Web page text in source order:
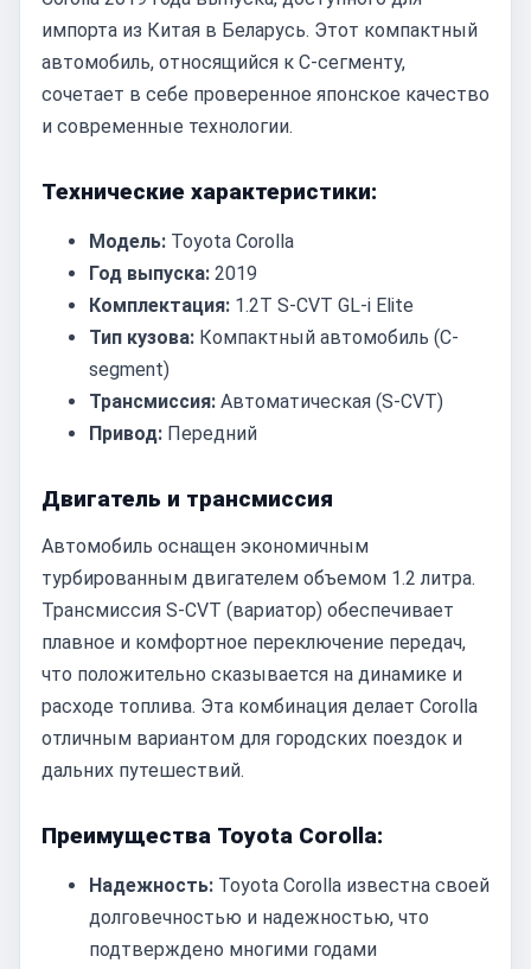
импорта из Китая в Беларусь. Этот компактный
автомобиль, относящийся к C-сегменту,
сочетает в себе проверенное японское качество
и современные технологии.
Технические характеристики:
Модель: Toyota Corolla
Год выпуска: 2019
Комплектация: 1.2T S-CVT GL-i Elite
Тип кузова: Компактный автомобиль (C-
segment)
Трансмиссия: Автоматическая (S-CVT)
Привод: Передний
Двигатель и трансмиссия
Автомобиль оснащен экономичным
турбированным двигателем объемом 1.2 литра.
Трансмиссия S-CVT (вариатор) обеспечивает
плавное и комфортное переключение передач,
что положительно сказывается на динамике и
расходе топлива. Эта комбинация делает Corolla
отличным вариантом для городских поездок и
дальних путешествий.
Преимущества Toyota Corolla:
Надежность: Toyota Corolla известна своей
долговечностью и надежностью, что
подтверждено многими годами